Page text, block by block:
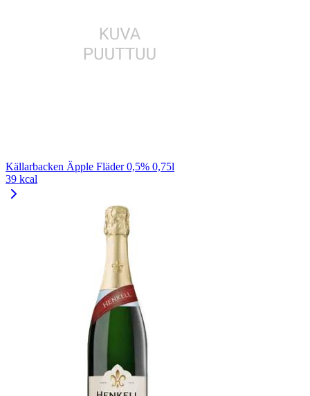
Källarbacken Äpple Fläder 0,5% 0,75l
39 kcal